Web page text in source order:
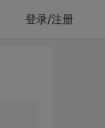
登录/注册